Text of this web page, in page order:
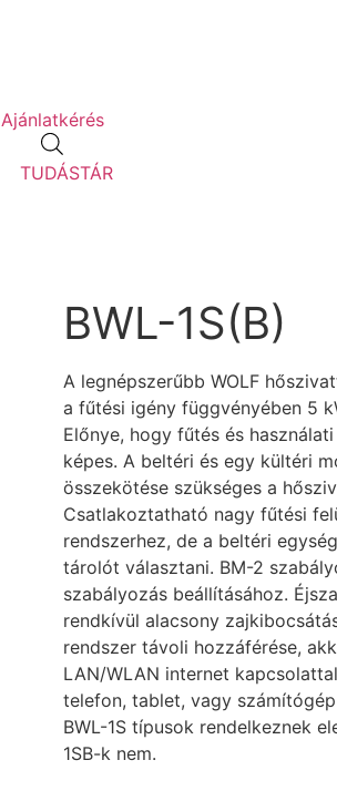
Ajánlatkérés
TUDÁSTÁR
BWL-1S(B)
A legnépszerűbb WOLF
a fűtési igény függvényében 5
Előnye, hogy fűtés és
képes. A beltéri és egy kültéri
összekötése szükséges a
Csatlakoztatható nagy fűtési
rendszerhez, de a beltéri
tárolót választani. BM-2
szabályozás beállításához.
rendkívül alacsony
rendszer távoli hozzáférése,
LAN/WLAN internet
telefon, tablet, vagy
BWL-1S típusok rendelkeznek
1SB-k nem.